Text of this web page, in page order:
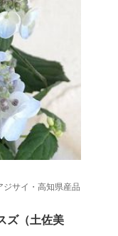
ジサイ・高知県産品
ズ（土佐美